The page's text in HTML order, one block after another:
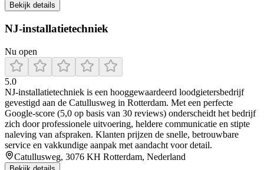
Bekijk details
NJ-installatietechniek
Nu open
5.0
NJ‑installatietechniek is een hooggewaardeerd loodgietersbedrijf
gevestigd aan de Catullusweg in Rotterdam. Met een perfecte
Google-score (5,0 op basis van 30 reviews) onderscheidt het bedrijf
zich door professionele uitvoering, heldere communicatie en stipte
naleving van afspraken. Klanten prijzen de snelle, betrouwbare
service en vakkundige aanpak met aandacht voor detail.
Catullusweg, 3076 KH Rotterdam, Nederland